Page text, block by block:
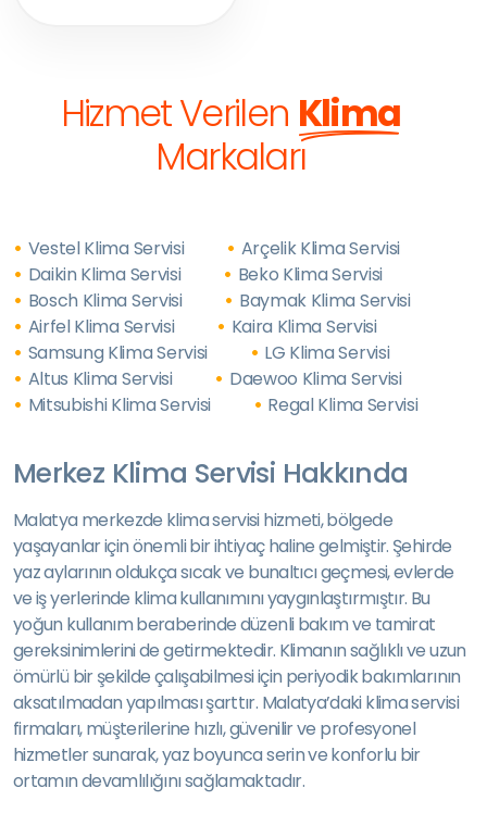
Hizmet Verilen Klima
Markaları
Vestel Klima Servisi
Arçelik Klima Servisi
Daikin Klima Servisi
Beko Klima Servisi
Bosch Klima Servisi
Baymak Klima Servisi
Airfel Klima Servisi
Kaira Klima Servisi
Samsung Klima Servisi
LG Klima Servisi
Altus Klima Servisi
Daewoo Klima Servisi
Mitsubishi Klima Servisi
Regal Klima Servisi
Merkez Klima Servisi Hakkında
Malatya merkezde klima servisi hizmeti, bölgede
yaşayanlar için önemli bir ihtiyaç haline gelmiştir. Şehirde
yaz aylarının oldukça sıcak ve bunaltıcı geçmesi, evlerde
ve iş yerlerinde klima kullanımını yaygınlaştırmıştır. Bu
yoğun kullanım beraberinde düzenli bakım ve tamirat
gereksinimlerini de getirmektedir. Klimanın sağlıklı ve uzun
ömürlü bir şekilde çalışabilmesi için periyodik bakımlarının
aksatılmadan yapılması şarttır. Malatya’daki klima servisi
firmaları, müşterilerine hızlı, güvenilir ve profesyonel
hizmetler sunarak, yaz boyunca serin ve konforlu bir
ortamın devamlılığını sağlamaktadır.